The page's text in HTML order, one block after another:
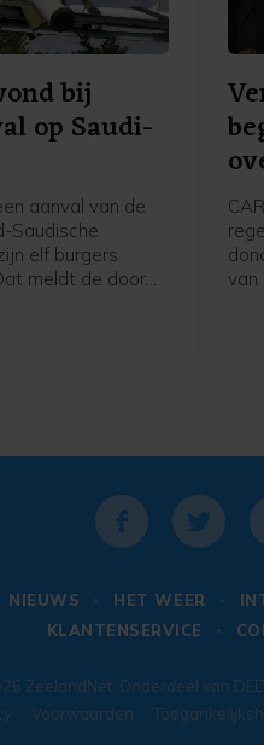
bij
op Saudi-
aanval van de
Saudische
elf burgers
meldt de door
van
NIEUWS HET WEER
KLANTENSERVICE
ZeelandNet . Onderdeel van
Voorwaarden